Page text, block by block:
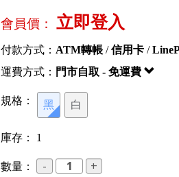
會員價：立即登入
付款方式： ATM轉帳 /信用卡 /
運費方式： 門市自取 - 免運費
規格： 黑 白
庫存： 1
數量：